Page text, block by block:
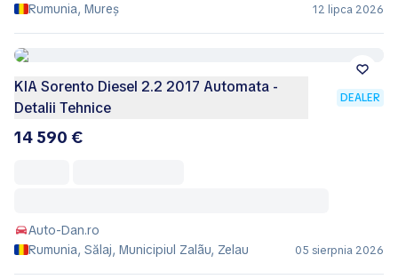
Rumunia, Mureș
12 lipca 2026
KIA Sorento Diesel 2.2 2017 Automata -
Detalii Tehnice
DEALER
14 590 €
Auto-Dan.ro
Rumunia, Sălaj, Municipiul Zalãu, Zelau
05 sierpnia 2026